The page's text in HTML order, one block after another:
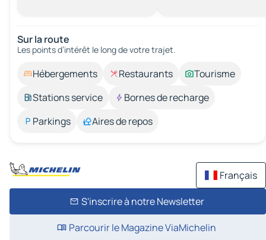
Sur la route
Les points d’intérêt le long de votre trajet.
Hébergements Restaurants
Tourisme
Stations service
Bornes de recharge
Parkings
Aires de repos
Français
S'inscrire à notre Newsletter
Parcourir le Magazine ViaMichelin